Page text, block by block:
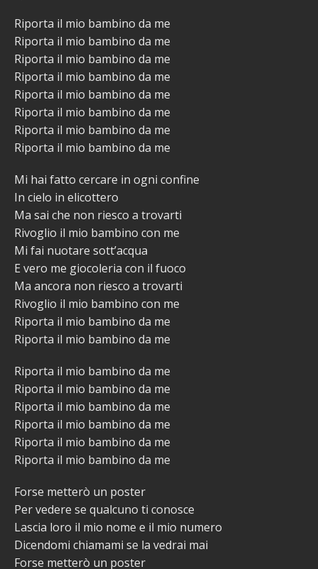
Riporta il mio bambino da me
Riporta il mio bambino da me
Riporta il mio bambino da me
Riporta il mio bambino da me
Riporta il mio bambino da me
Riporta il mio bambino da me
Riporta il mio bambino da me
Riporta il mio bambino da me
Mi hai fatto cercare in ogni confine
In cielo in elicottero
Ma sai che non riesco a trovarti
Rivoglio il mio bambino con me
Mi fai nuotare sott’acqua
E vero me giocoleria con il fuoco
Ma ancora non riesco a trovarti
Rivoglio il mio bambino con me
Riporta il mio bambino da me
Riporta il mio bambino da me
Riporta il mio bambino da me
Riporta il mio bambino da me
Riporta il mio bambino da me
Riporta il mio bambino da me
Riporta il mio bambino da me
Riporta il mio bambino da me
Forse metterò un poster
Per vedere se qualcuno ti conosce
Lascia loro il mio nome e il mio numero
Dicendomi chiamami se la vedrai mai
Forse metterò un poster